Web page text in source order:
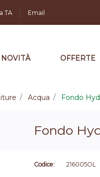
TA
Email
NOVITÀ OFFERTE
Acqua Fondo
Fondo
Codice: 216005OL